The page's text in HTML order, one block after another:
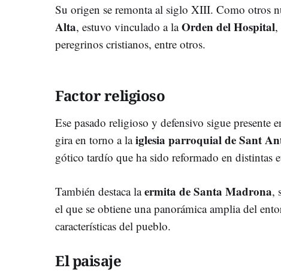
Su origen se remonta al siglo XIII. Como otros
Alta, estuvo vinculado a laOrden del Hospital,
peregrinos cristianos, entre otros.
Factor religioso
Ese pasado religioso y defensivo sigue presente
gira en torno a laiglesia parroquial de Sant
gótico tardío que ha sido reformado en distintas
También destaca laermita de Santa Madrona,
el que se obtiene una panorámica amplia del
características del pueblo.
El paisaje